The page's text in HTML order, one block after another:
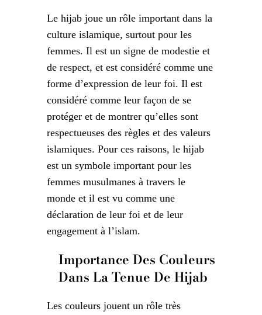
Le hijab joue un rôle important dans la
culture islamique, surtout pour les
femmes. Il est un signe de modestie et
de respect, et est considéré comme une
forme d’expression de leur foi. Il est
considéré comme leur façon de se
protéger et de montrer qu’elles sont
respectueuses des règles et des valeurs
islamiques. Pour ces raisons, le hijab
est un symbole important pour les
femmes musulmanes à travers le
monde et il est vu comme une
déclaration de leur foi et de leur
engagement à l’islam.
Importance Des Couleurs
Dans La Tenue De Hijab
Les couleurs jouent un rôle très